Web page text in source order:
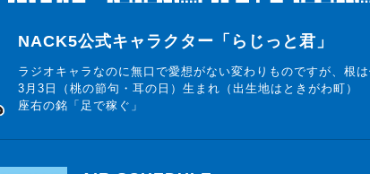
らじっと君
NACK5公式キャラクター「らじっと君」
ラジオキャラなのに無口で愛想がない変わりものですが、根
3月3日（桃の節句・耳の日）生まれ（出生地はときがわ町）
座右の銘「足で稼ぐ」